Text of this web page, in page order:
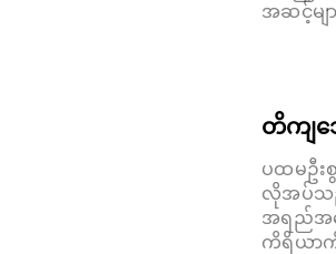
အဆင့်မျ
တိကျသ
ပထမဦး
လိုအပ်သည်
အရည်အသွ
ကိရိယာ